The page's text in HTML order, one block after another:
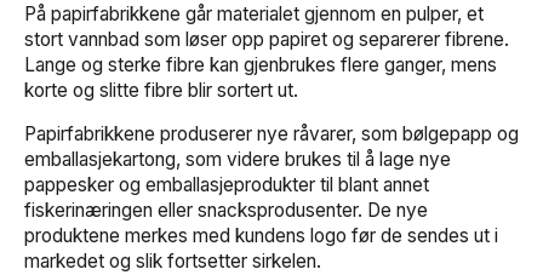
På papirfabrikkene går materialet gjennom en pulper, et
stort vannbad som løser opp papiret og separerer fibrene.
Lange og sterke fibre kan gjenbrukes flere ganger, mens
korte og slitte fibre blir sortert ut.
Papirfabrikkene produserer nye råvarer, som bølgepapp og
emballasjekartong, som videre brukes til å lage nye
pappesker og emballasjeprodukter til blant annet
fiskerinæringen eller snacksprodusenter. De nye
produktene merkes med kundens logo før de sendes ut i
markedet og slik fortsetter sirkelen.